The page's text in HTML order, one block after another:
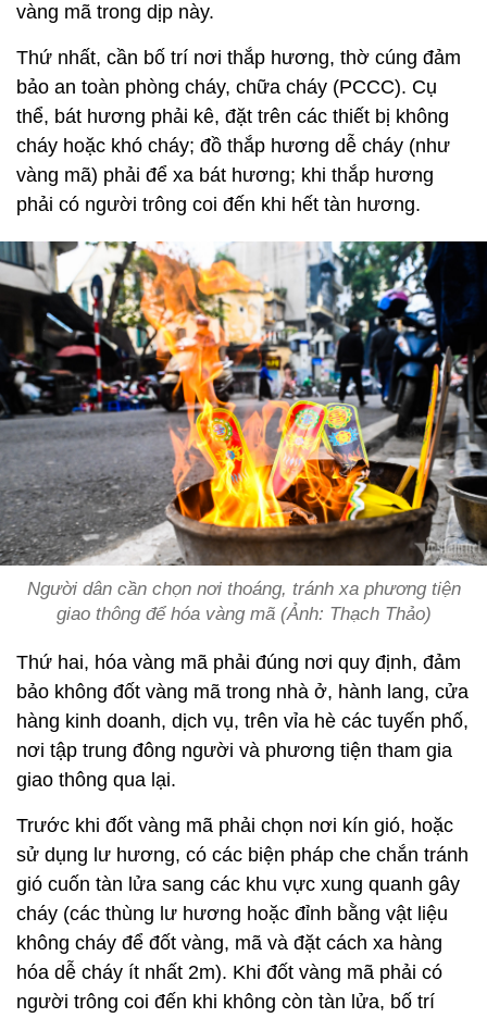
vàng mã trong dịp này.
Thứ nhất, cần bố trí nơi thắp hương, thờ cúng đảm
bảo an toàn phòng cháy, chữa cháy (PCCC). Cụ
thể, bát hương phải kê, đặt trên các thiết bị không
cháy hoặc khó cháy; đồ thắp hương dễ cháy (như
vàng mã) phải để xa bát hương; khi thắp hương
phải có người trông coi đến khi hết tàn hương.
Người dân cần chọn nơi thoáng, tránh xa phương tiện
giao thông để hóa vàng mã (Ảnh: Thạch Thảo)
Thứ hai, hóa vàng mã phải đúng nơi quy định, đảm
bảo không đốt vàng mã trong nhà ở, hành lang, cửa
hàng kinh doanh, dịch vụ, trên vỉa hè các tuyến phố,
nơi tập trung đông người và phương tiện tham gia
giao thông qua lại.
Trước khi đốt vàng mã phải chọn nơi kín gió, hoặc
sử dụng lư hương, có các biện pháp che chắn tránh
gió cuốn tàn lửa sang các khu vực xung quanh gây
cháy (các thùng lư hương hoặc đỉnh bằng vật liệu
không cháy để đốt vàng, mã và đặt cách xa hàng
hóa dễ cháy ít nhất 2m). Khi đốt vàng mã phải có
người trông coi đến khi không còn tàn lửa, bố trí